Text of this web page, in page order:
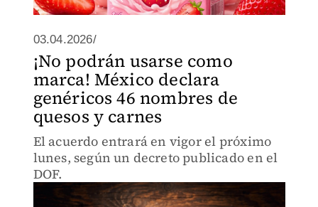
03.04.2026/
¡No podrán usarse como
marca! México declara
genéricos 46 nombres de
quesos y carnes
El acuerdo entrará en vigor el próximo
lunes, según un decreto publicado en el
DOF.